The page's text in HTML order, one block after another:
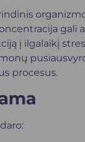
gali
į ilgalaikį
procesus.